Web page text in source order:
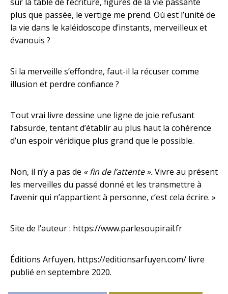
plus que passée, le vertige me prend. Où est l’unité de
la vie dans le kaléidoscope d’instants, merveilleux et
évanouis ?
Si la merveille s’effondre, faut-il la récuser comme
illusion et perdre confiance ?
Tout vrai livre dessine une ligne de joie refusant
l’absurde, tentant d’établir au plus haut la cohérence
d’un espoir véridique plus grand que le possible.
Non, il n’y a pas de « fin de l’attente ».Vivre au présent
les merveilles du passé donné et les transmettre à
l’avenir qui n’appartient à personne, c’est cela écrire. »
Site de l’auteur : https://www.parlesoupirail.fr
Éditions Arfuyen, https://editionsarfuyen.com/ livre
publié en septembre 2020.